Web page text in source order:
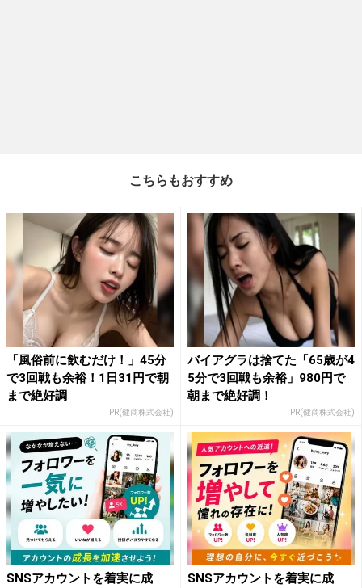
こちらもおすすめ
「風俗前に飲むだけ！」45分
で3回戦も余裕！1日31円で朝
まで絶好調
PR(健商株式会社)
バイアグラは捨てた「65歳が4
5分で3回戦も余裕」980円で
朝まで絶好調！
PR(健商株式会社)
SNSアカウントを着実に成
SNSアカウントを着実に成